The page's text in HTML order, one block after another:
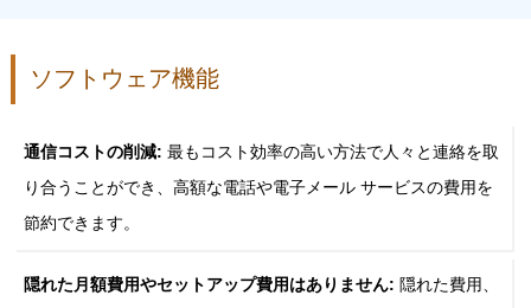
ソフトウェア機能
通信コストの削減: 最もコスト効率の高い方法で人々と連絡を取
り合うことができ、高額な電話や電子メール サービスの費用を
節約できます。
隠れた月額費用やセットアップ費用はありません: 隠れた費用、